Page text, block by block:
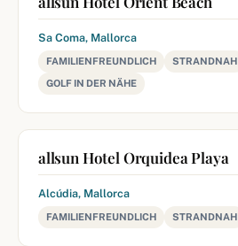
Sa Coma, Mallorca
FAMILIENFREUNDLICH STRANDNAH
GOLF IN DER NÄHE
allsun Hotel Orquidea Playa
Alcúdia, Mallorca
FAMILIENFREUNDLICH STRANDNAH